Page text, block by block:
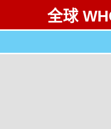
全球